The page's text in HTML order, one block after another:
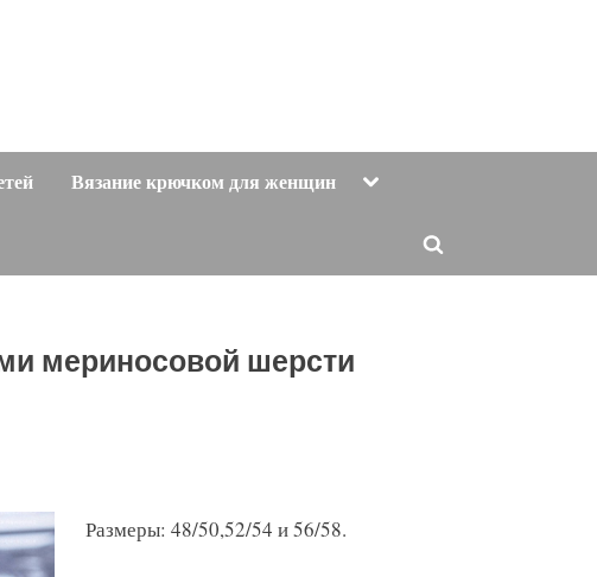
Вязание крючком для женщин Toggle
Toggle
мериносовой шерсти
Размеры: 48/50,52/54 и 56/58.